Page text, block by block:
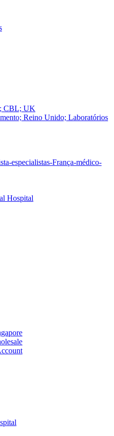
CBL; UK
Reino Unido; Laboratórios
especialistas-França-médico-
Hospital